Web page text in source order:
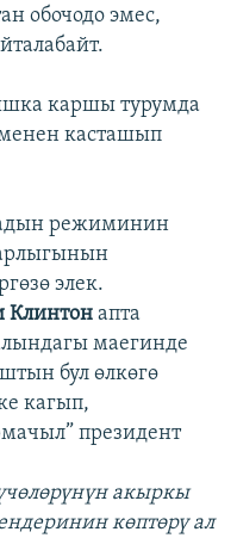
обочодо эмес,
каршы турумда
касташып
режиминин
элек.
Клинтон апта
маегинде
бул өлкөгө
кагып,
президент
акыркы
көптөрү ал